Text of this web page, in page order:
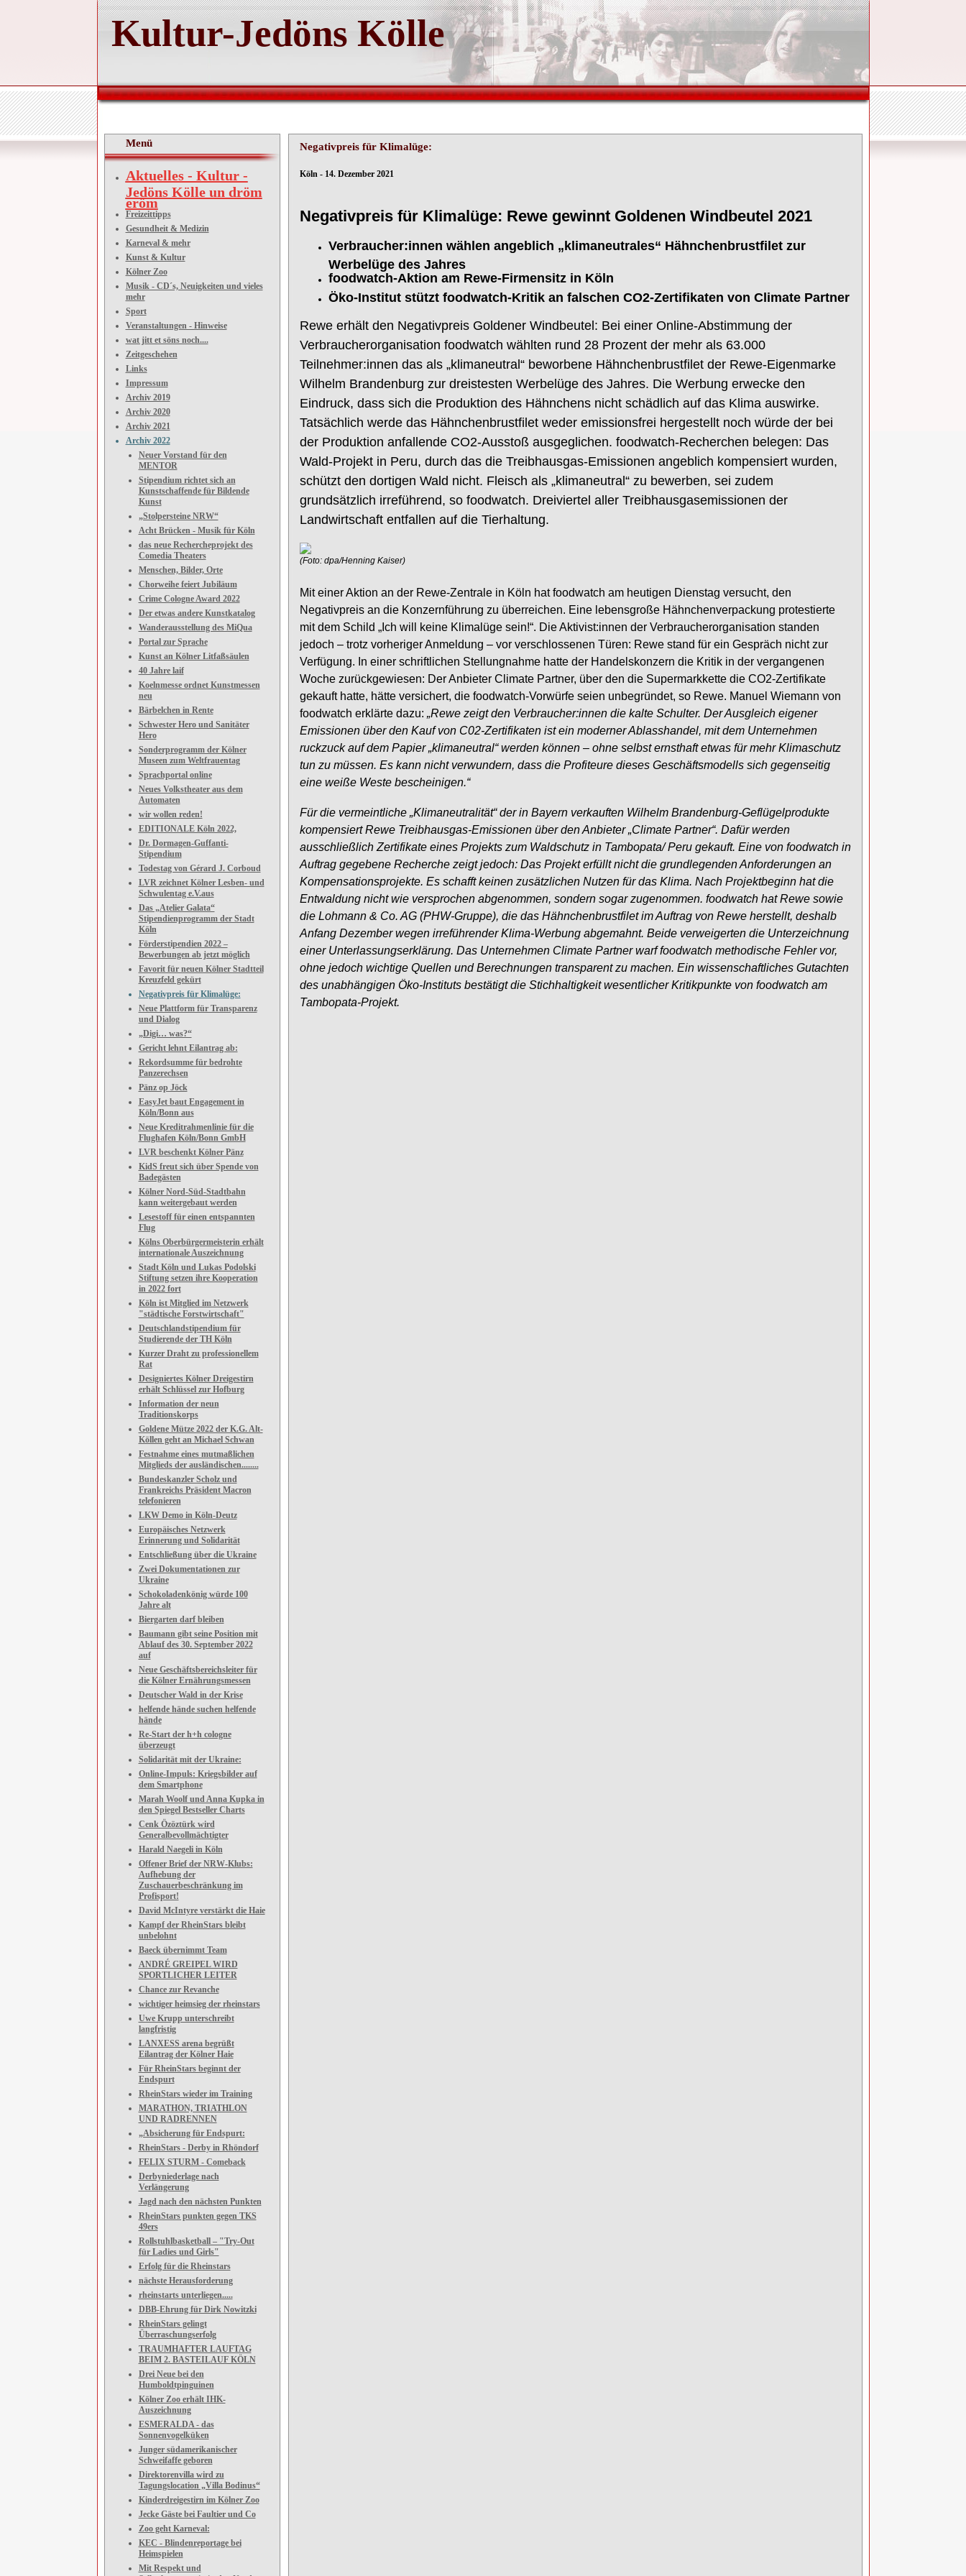
Kultur-Jedöns Kölle
Menü
Aktuelles - Kultur -
Jedöns Kölle un dröm
eröm
Freizeittipps
Gesundheit & Medizin
Karneval & mehr
Kunst & Kultur
Kölner Zoo
Musik - CD´s, Neuigkeiten und vieles
mehr
Sport
Veranstaltungen - Hinweise
wat jitt et söns noch....
Zeitgeschehen
Links
Impressum
Archiv 2019
Archiv 2020
Archiv 2021
Archiv 2022
Neuer Vorstand für den
MENTOR
Stipendium richtet sich an
Kunstschaffende für Bildende
Kunst
„Stolpersteine NRW“
Acht Brücken - Musik für Köln
das neue Rechercheprojekt des
Comedia Theaters
Menschen, Bilder, Orte
Chorweihe feiert Jubiläum
Crime Cologne Award 2022
Der etwas andere Kunstkatalog
Wanderausstellung des MiQua
Portal zur Sprache
Kunst an Kölner Litfaßsäulen
40 Jahre laif
Koelnmesse ordnet Kunstmessen
neu
Bärbelchen in Rente
Schwester Hero und Sanitäter
Hero
Sonderprogramm der Kölner
Museen zum Weltfrauentag
Sprachportal online
Neues Volkstheater aus dem
Automaten
wir wollen reden!
EDITIONALE Köln 2022,
Dr. Dormagen-Guffanti-
Stipendium
Todestag von Gérard J. Corboud
LVR zeichnet Kölner Lesben- und
Schwulentag e.V.aus
Das „Atelier Galata“
Stipendienprogramm der Stadt
Köln
Förderstipendien 2022 –
Bewerbungen ab jetzt möglich
Favorit für neuen Kölner Stadtteil
Kreuzfeld gekürt
Negativpreis für Klimalüge:
Neue Plattform für Transparenz
und Dialog
„Digi… was?“
Gericht lehnt Eilantrag ab:
Rekordsumme für bedrohte
Panzerechsen
Pänz op Jöck
EasyJet baut Engagement in
Köln/Bonn aus
Neue Kreditrahmenlinie für die
Flughafen Köln/Bonn GmbH
LVR beschenkt Kölner Pänz
KidS freut sich über Spende von
Badegästen
Kölner Nord-Süd-Stadtbahn
kann weitergebaut werden
Lesestoff für einen entspannten
Flug
Kölns Oberbürgermeisterin erhält
internationale Auszeichnung
Stadt Köln und Lukas Podolski
Stiftung setzen ihre Kooperation
in 2022 fort
Köln ist Mitglied im Netzwerk
"städtische Forstwirtschaft"
Deutschlandstipendium für
Studierende der TH Köln
Kurzer Draht zu professionellem
Rat
Designiertes Kölner Dreigestirn
erhält Schlüssel zur Hofburg
Information der neun
Traditionskorps
Goldene Mütze 2022 der K.G. Alt-
Köllen geht an Michael Schwan
Festnahme eines mutmaßlichen
Mitglieds der ausländischen........
Bundeskanzler Scholz und
Frankreichs Präsident Macron
telefonieren
LKW Demo in Köln-Deutz
Europäisches Netzwerk
Erinnerung und Solidarität
Entschließung über die Ukraine
Zwei Dokumentationen zur
Ukraine
Schokoladenkönig würde 100
Jahre alt
Biergarten darf bleiben
Baumann gibt seine Position mit
Ablauf des 30. September 2022
auf
Neue Geschäftsbereichsleiter für
die Kölner Ernährungsmessen
Deutscher Wald in der Krise
helfende hände suchen helfende
hände
Re-Start der h+h cologne
überzeugt
Solidarität mit der Ukraine:
Online-Impuls: Kriegsbilder auf
dem Smartphone
Marah Woolf und Anna Kupka in
den Spiegel Bestseller Charts
Cenk Özöztürk wird
Generalbevollmächtigter
Harald Naegeli in Köln
Offener Brief der NRW-Klubs:
Aufhebung der
Zuschauerbeschränkung im
Profisport!
David McIntyre verstärkt die Haie
Kampf der RheinStars bleibt
unbelohnt
Baeck übernimmt Team
ANDRÉ GREIPEL WIRD
SPORTLICHER LEITER
Chance zur Revanche
wichtiger heimsieg der rheinstars
Uwe Krupp unterschreibt
langfristig
LANXESS arena begrüßt
Eilantrag der Kölner Haie
Für RheinStars beginnt der
Endspurt
RheinStars wieder im Training
MARATHON, TRIATHLON
UND RADRENNEN
„Absicherung für Endspurt:
RheinStars - Derby in Rhöndorf
FELIX STURM - Comeback
Derbyniederlage nach
Verlängerung
Jagd nach den nächsten Punkten
RheinStars punkten gegen TKS
49ers
Rollstuhlbasketball – "Try-Out
für Ladies und Girls"
Erfolg für die Rheinstars
nächste Herausforderung
rheinstarts unterliegen.....
DBB-Ehrung für Dirk Nowitzki
RheinStars gelingt
Überraschungserfolg
TRAUMHAFTER LAUFTAG
BEIM 2. BASTEILAUF KÖLN
Drei Neue bei den
Humboldtpinguinen
Kölner Zoo erhält IHK-
Auszeichnung
ESMERALDA - das
Sonnenvogelküken
Junger südamerikanischer
Schweifaffe geboren
Direktorenvilla wird zu
Tagungslocation „Villa Bodinus“
Kinderdreigestirn im Kölner Zoo
Jecke Gäste bei Faultier und Co
Zoo geht Karneval:
KEC - Blindenreportage bei
Heimspielen
Mit Respekt und
Negativpreis für Klimalüge:
Köln - 14. Dezember 2021
Negativpreis für Klimalüge: Rewe gewinnt Goldenen Windbeutel 2021
Verbraucher:innen wählen angeblich „klimaneutrales“ Hähnchenbrustfilet zur
Werbelüge des Jahres
foodwatch-Aktion am Rewe-Firmensitz in Köln
Öko-Institut stützt foodwatch-Kritik an falschen CO2-Zertifikaten von Climate Partner
Rewe erhält den Negativpreis Goldener Windbeutel: Bei einer Online-Abstimmung der
Verbraucherorganisation foodwatch wählten rund 28 Prozent der mehr als 63.000
Teilnehmer:innen das als „klimaneutral“ beworbene Hähnchenbrustfilet der Rewe-Eigenmarke
Wilhelm Brandenburg zur dreistesten Werbelüge des Jahres. Die Werbung erwecke den
Eindruck, dass sich die Produktion des Hähnchens nicht schädlich auf das Klima auswirke.
Tatsächlich werde das Hähnchenbrustfilet weder emissionsfrei hergestellt noch würde der bei
der Produktion anfallende CO2-Ausstoß ausgeglichen. foodwatch-Recherchen belegen: Das
Wald-Projekt in Peru, durch das die Treibhausgas-Emissionen angeblich kompensiert wurden,
schützt den dortigen Wald nicht. Fleisch als „klimaneutral“ zu bewerben, sei zudem
grundsätzlich irreführend, so foodwatch. Dreiviertel aller Treibhausgasemissionen der
Landwirtschaft entfallen auf die Tierhaltung.
(Foto: dpa/Henning Kaiser)
Mit einer Aktion an der Rewe-Zentrale in Köln hat foodwatch am heutigen Dienstag versucht, den
Negativpreis an die Konzernführung zu überreichen. Eine lebensgroße Hähnchenverpackung protestierte
mit dem Schild „Ich will keine Klimalüge sein!“. Die Aktivist:innen der Verbraucherorganisation standen
jedoch – trotz vorheriger Anmeldung – vor verschlossenen Türen: Rewe stand für ein Gespräch nicht zur
Verfügung. In einer schriftlichen Stellungnahme hatte der Handelskonzern die Kritik in der vergangenen
Woche zurückgewiesen: Der Anbieter Climate Partner, über den die Supermarkkette die CO2-Zertifikate
gekauft hatte, hätte versichert, die foodwatch-Vorwürfe seien unbegründet, so Rewe. Manuel Wiemann von
foodwatch erklärte dazu: „Rewe zeigt den Verbraucher:innen die kalte Schulter. Der Ausgleich eigener
Emissionen über den Kauf von C02-Zertifikaten ist ein moderner Ablasshandel, mit dem Unternehmen
ruckzuck auf dem Papier „klimaneutral“ werden können – ohne selbst ernsthaft etwas für mehr Klimaschutz
tun zu müssen. Es kann nicht verwundern, dass die Profiteure dieses Geschäftsmodells sich gegenseitig
eine weiße Weste bescheinigen.“
Für die vermeintliche „Klimaneutralität“ der in Bayern verkauften Wilhelm Brandenburg-Geflügelprodukte
kompensiert Rewe Treibhausgas-Emissionen über den Anbieter „Climate Partner“. Dafür werden
ausschließlich Zertifikate eines Projekts zum Waldschutz in Tambopata/ Peru gekauft. Eine von foodwatch in
Auftrag gegebene Recherche zeigt jedoch: Das Projekt erfüllt nicht die grundlegenden Anforderungen an
Kompensationsprojekte. Es schafft keinen zusätzlichen Nutzen für das Klima. Nach Projektbeginn hat die
Entwaldung nicht wie versprochen abgenommen, sondern sogar zugenommen. foodwatch hat Rewe sowie
die Lohmann & Co. AG (PHW-Gruppe), die das Hähnchenbrustfilet im Auftrag von Rewe herstellt, deshalb
Anfang Dezember wegen irreführender Klima-Werbung abgemahnt. Beide verweigerten die Unterzeichnung
einer Unterlassungserklärung. Das Unternehmen Climate Partner warf foodwatch methodische Fehler vor,
ohne jedoch wichtige Quellen und Berechnungen transparent zu machen. Ein wissenschaftliches Gutachten
des unabhängigen Öko-Instituts bestätigt die Stichhaltigkeit wesentlicher Kritikpunkte von foodwatch am
Tambopata-Projekt.